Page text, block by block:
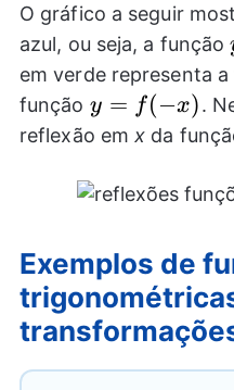
O gráfico a seguir
azul, ou seja, a função
em verde representa
função y=f(-
x)
y = f(−x).
reflexão em x da
Exemplos de